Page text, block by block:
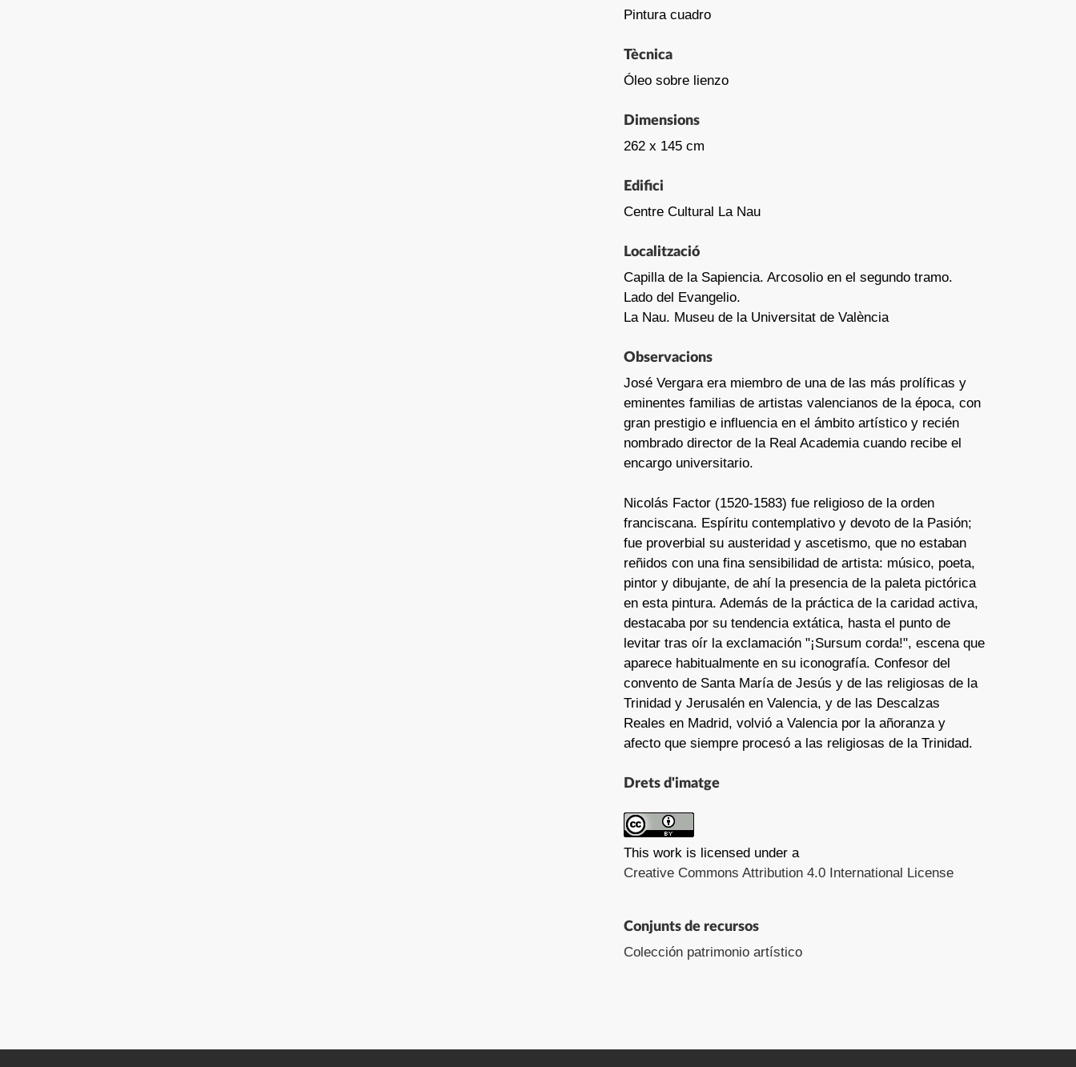
Pintura cuadro
Tècnica
Óleo sobre lienzo
Dimensions
262 x 145 cm
Edifici
Centre Cultural La Nau
Localització
Capilla de la Sapiencia. Arcosolio en el segundo tramo.
Lado del Evangelio.
La Nau. Museu de la Universitat de València
Observacions
José Vergara era miembro de una de las más prolíficas y
eminentes familias de artistas valencianos de la época, con
gran prestigio e influencia en el ámbito artístico y recién
nombrado director de la Real Academia cuando recibe el
encargo universitario.
Nicolás Factor (1520-1583) fue religioso de la orden
franciscana. Espíritu contemplativo y devoto de la Pasión;
fue proverbial su austeridad y ascetismo, que no estaban
reñidos con una fina sensibilidad de artista: músico, poeta,
pintor y dibujante, de ahí la presencia de la paleta pictórica
en esta pintura. Además de la práctica de la caridad activa,
destacaba por su tendencia extática, hasta el punto de
levitar tras oír la exclamación "¡Sursum corda!", escena que
aparece habitualmente en su iconografía. Confesor del
convento de Santa María de Jesús y de las religiosas de la
Trinidad y Jerusalén en Valencia, y de las Descalzas
Reales en Madrid, volvió a Valencia por la añoranza y
afecto que siempre procesó a las religiosas de la Trinidad.
Drets d'imatge
This work is licensed under a
Creative Commons Attribution 4.0 International License
Conjunts de recursos
Colección patrimonio artístico